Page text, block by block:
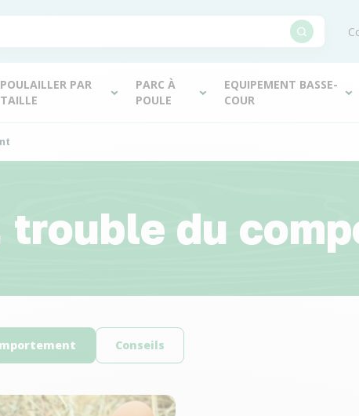
POULAILLER PAR
TAILLE
PARC À
POULE
EQUIPEMENT BASSE-
COUR
trouble du
Conseils